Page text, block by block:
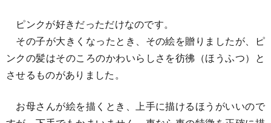
ピンクが好きだっただけなのです。
その子が大きくなったとき、その絵を贈りましたが、ピ
ンクの髪はそのころのかわいらしさを彷彿（ほうふつ）と
させるものがありました。
お母さんが絵を描くとき、上手に描けるほうがいいので